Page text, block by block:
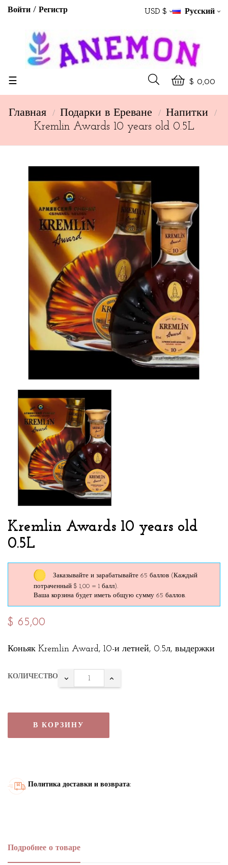
Войти Регистр USD $ Русский
$ 0,00
Toggle
☰
Главная Подарки в Ереване
Напитки
Kremlin Awards 10 years old 0.5L
Kremlin Awards 10 years old
0.5L
Заказывайте и зарабатывайте 65 баллов (Каждый
потраченный $ 1,00 = 1 балл).
Ваша корзина будет иметь общую сумму 65 баллов.
$ 65,00
Коньяк Kremlin Award, 10-и летней, 0.5л, выдержки
КОЛИЧЕСТВО
В КОРЗИНУ
Политика доставки и возврата:
Подробнее о товаре